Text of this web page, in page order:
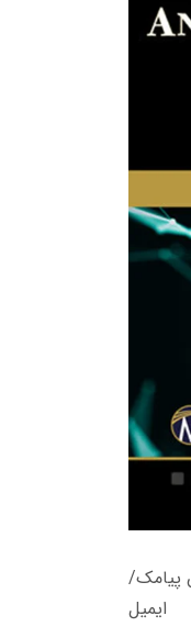
های 500 هزار تومانی حداکثر 12 ساعت از طریق پیامک/
ایمیل